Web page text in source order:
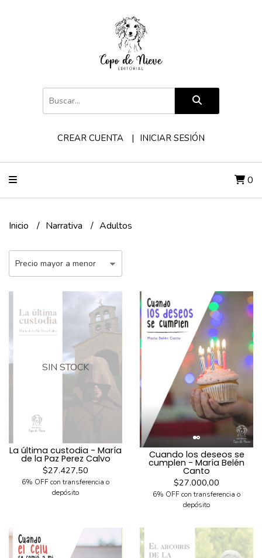
CREAR CUENTA INICIAR SESIÓN
0
Inicio Narrativa Adultos
SIN STOCK
La última custodia - María
de la Paz Perez Calvo
$27.427,50
6% OFF con transferencia o
depósito
Cuando los deseos se
cumplen - María Belén
Canto
$27.000,00
6% OFF con transferencia o
depósito